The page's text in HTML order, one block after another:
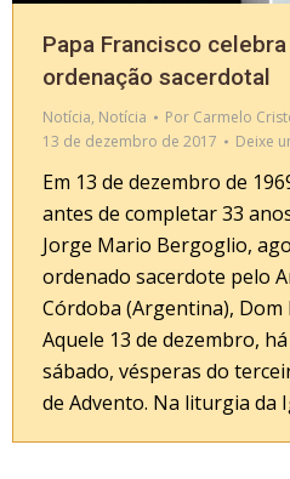
Papa Francisco
ordenação sacerdotal
Notícia, Notícia Por Carmelo
13 de dezembro de 2017
Deixe
Em 13 de dezembro de
antes de completar 33
Jorge Mario Bergoglio,
ordenado sacerdote pelo
Córdoba (Argentina), Dom
Aquele 13 de dezembro,
sábado, vésperas do
de Advento. Na liturgia da